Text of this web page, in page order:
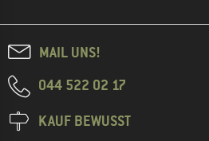
MAIL UNS!
044 522 02 17
KAUF BEWUSST